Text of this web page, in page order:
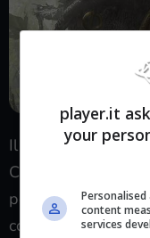
Il Verde punta
Creature,
pescare altre
con molta facilità
player.it
your
content
services